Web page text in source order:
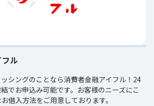
ル
シングのことなら消費者金融アイフル！24
でお申込み可能です。お客様のニーズにこ
借入方法をご用意しております。